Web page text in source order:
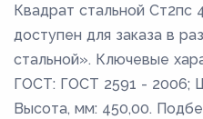
Квадрат стальной
доступен для заказа в
стальной». Ключевые
ГОСТ: ГОСТ 2591 - 2006;
Высота, мм: 450,00.